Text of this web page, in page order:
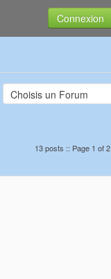
Connexion
13 posts :: Page 1 of 2